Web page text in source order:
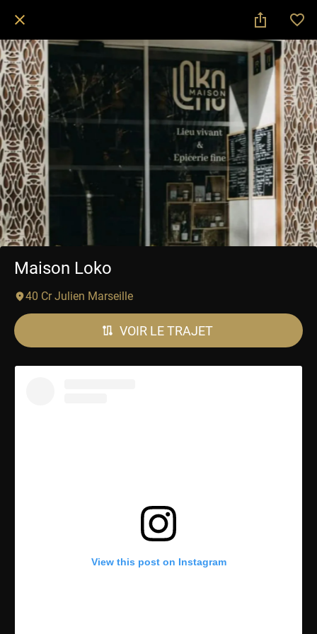
Maison Loko
40 Cr Julien Marseille
VOIR LE TRAJET
View this post on Instagram